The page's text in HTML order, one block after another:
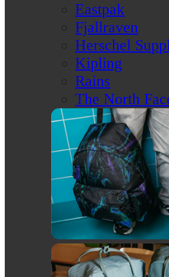
Eastpak
Fjallraven
Herschel
Kipling
Rains
The North